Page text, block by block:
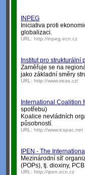
INPEG
Iniciativa proti
globalizaci.
URL: http://inpeg.ecn.cz
Institut pro strukturální
Zaměřuje se na
jako základní směry
URL: http://www.ireas.cz/
International Coalition
spotřebu)
Koalice nevládních
působností.
URL: http://www.icspac.net
IPEN - The
Mezinárodní síť
(POPs), tj. dioxiny,
URL: http://ipen.ecn.cz